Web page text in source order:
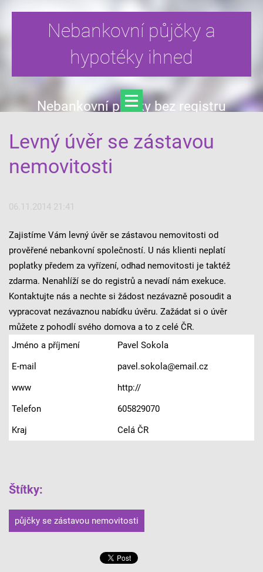
Nebankovní půjčky a
hypotéky ihned
Nebankovní půjčky bez registru
Levný úvěr se zástavou
nemovitosti
06.11.2014 21:41
Zajistíme Vám levný úvěr se zástavou nemovitosti od
prověřené nebankovní společností. U nás klienti neplatí
poplatky předem za vyřízení, odhad nemovitosti je taktéž
zdarma. Nenahlíží se do registrů a nevadí nám exekuce.
Kontaktujte nás a nechte si žádost nezávazně posoudit a
vypracovat nezávaznou nabídku úvěru. Zažádat si o úvěr
můžete z pohodlí svého domova a to z celé ČR.
Jméno a příjmení
Pavel Sokola
E-mail
pavel.sokola@email.cz
www
http://
Telefon
605829070
Kraj
Celá ČR
Štítky:
půjčky se zástavou nemovitosti